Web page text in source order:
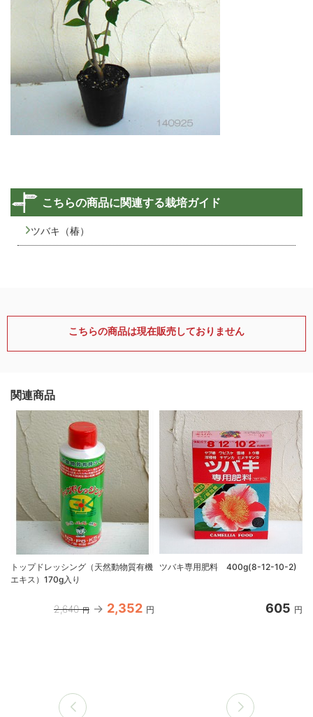
こちらの商品に関連する栽培ガイド
ツバキ（椿）
こちらの商品は現在販売しておりません
関連商品
トップドレッシング（天然動物質有機
エキス）170g入り
2,640 円 2,352 円
ツバキ専用肥料 400g(8-12-10-2)
605 円